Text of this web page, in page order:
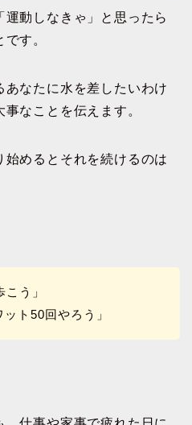
動しなきゃ」と思ったら
す。
なたに水を差したいわけ
なことを伝えます。
めるとそれを続けるのは
こう」
ット50回やろう」